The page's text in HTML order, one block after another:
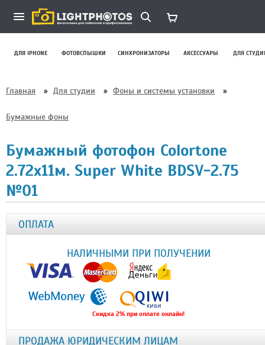
ДЛЯ IPHONE ФОТОВСПЫШКИ СИНХРОНИЗАТОРЫ АКСЕССУАРЫ ДЛЯ
Главная » Для студии » Фоны и системы установки »
Бумажные фоны
Бумажный фотофон Colortone
2.72x11м. Super White BDSV-2.75
№01
ОПЛАТА
НАЛИЧНЫМИ ПРИ ПОЛУЧЕНИИ
Скидка 2% при оплате онлайн!
ПРОДАЖА ЮРИДИЧЕСКИМ ЛИЦАМ